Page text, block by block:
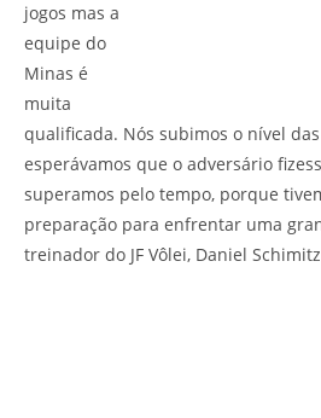
jogos mas a
equipe do
Minas é
muita
qualificada. Nós subimos o nível
esperávamos que o adversário
superamos pelo tempo, porque
preparação para enfrentar uma
treinador do JF Vôlei, Daniel